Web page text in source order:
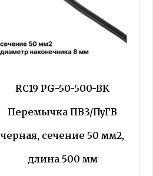
RC19 PG-50-500-BK
Перемычка ПВ3/ПуГВ
черная, сечение 50 мм2,
длина 500 мм